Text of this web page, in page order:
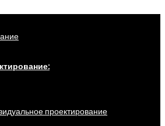
проектирование